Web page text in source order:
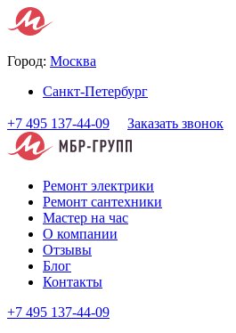
Город: Москва
Санкт-Петербург
+7 495 137-44-09 Заказать звонок
Ремонт электрики
Ремонт сантехники
Мастер на час
О компании
Отзывы
Блог
Контакты
+7 495 137-44-09